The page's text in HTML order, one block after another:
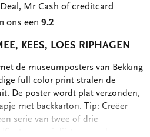
Mr Cash of creditcard
ons een9.2
KEES, LOES RIPHAGEN
de museumposters van Bekking
full color print stralen de
De poster wordt plat verzonden,
met backkarton. Tip: Creëer
serie van twee of drie